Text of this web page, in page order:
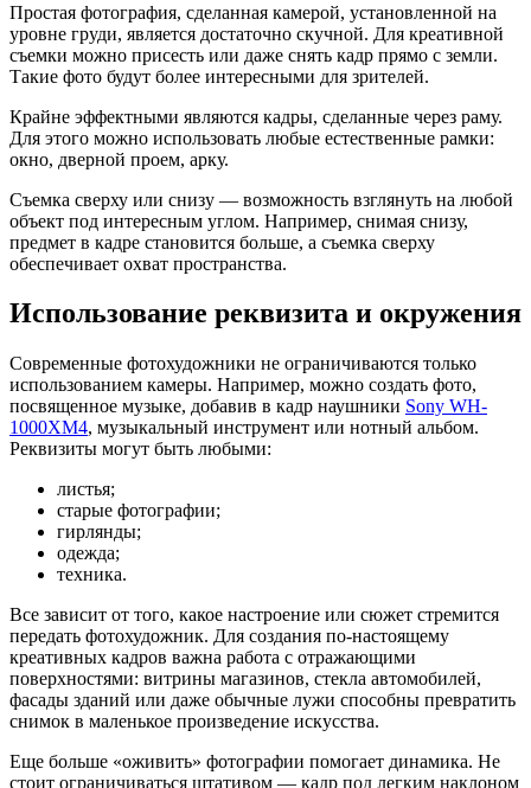
Простая фотография, сделанная камерой, установленной на
уровне груди, является достаточно скучной. Для креативной
съемки можно присесть или даже снять кадр прямо с земли.
Такие фото будут более интересными для зрителей.
Крайне эффектными являются кадры, сделанные через раму.
Для этого можно использовать любые естественные рамки:
окно, дверной проем, арку.
Съемка сверху или снизу — возможность взглянуть на любой
объект под интересным углом. Например, снимая снизу,
предмет в кадре становится больше, а съемка сверху
обеспечивает охват пространства.
Использование реквизита и окружения
Современные фотохудожники не ограничиваются только
использованием камеры. Например, можно создать фото,
посвященное музыке, добавив в кадр наушники Sony WH-
1000XM4, музыкальный инструмент или нотный альбом.
Реквизиты могут быть любыми:
листья;
старые фотографии;
гирлянды;
одежда;
техника.
Все зависит от того, какое настроение или сюжет стремится
передать фотохудожник. Для создания по-настоящему
креативных кадров важна работа с отражающими
поверхностями: витрины магазинов, стекла автомобилей,
фасады зданий или даже обычные лужи способны превратить
снимок в маленькое произведение искусства.
Еще больше «оживить» фотографии помогает динамика. Не
стоит ограничиваться штативом — кадр под легким наклоном